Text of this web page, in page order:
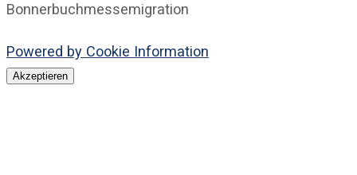
Bonnerbuchmessemigration
Powered by Cookie Information
Akzeptieren